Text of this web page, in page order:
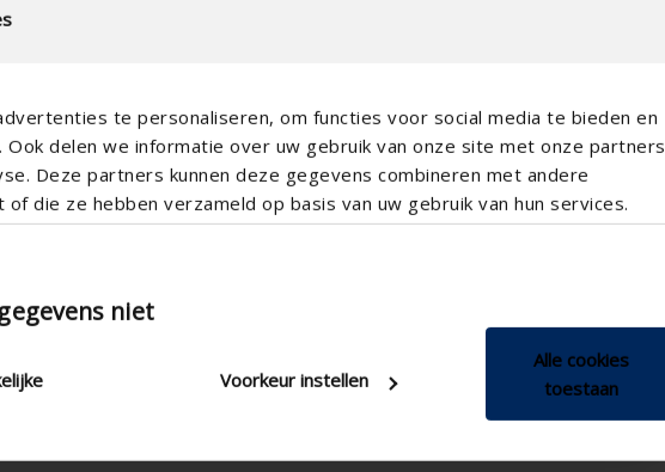
te personaliseren, om functies voor social media te bieden en
delen we informatie over uw gebruik van onze site met onze partners
Deze partners kunnen deze gegevens combineren met andere
die ze hebben verzameld op basis van uw gebruik van hun services.
niet
Voorkeur instellen
Alle cookies
toestaan
Koord & stang , Electrisch , Manueel